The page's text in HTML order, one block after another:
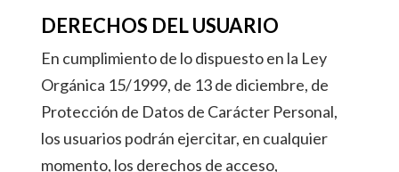
DERECHOS DEL USUARIO
En cumplimiento de lo dispuesto en la Ley
Orgánica 15/1999, de 13 de diciembre, de
Protección de Datos de Carácter Personal,
los usuarios podrán ejercitar, en cualquier
momento, los derechos de acceso,